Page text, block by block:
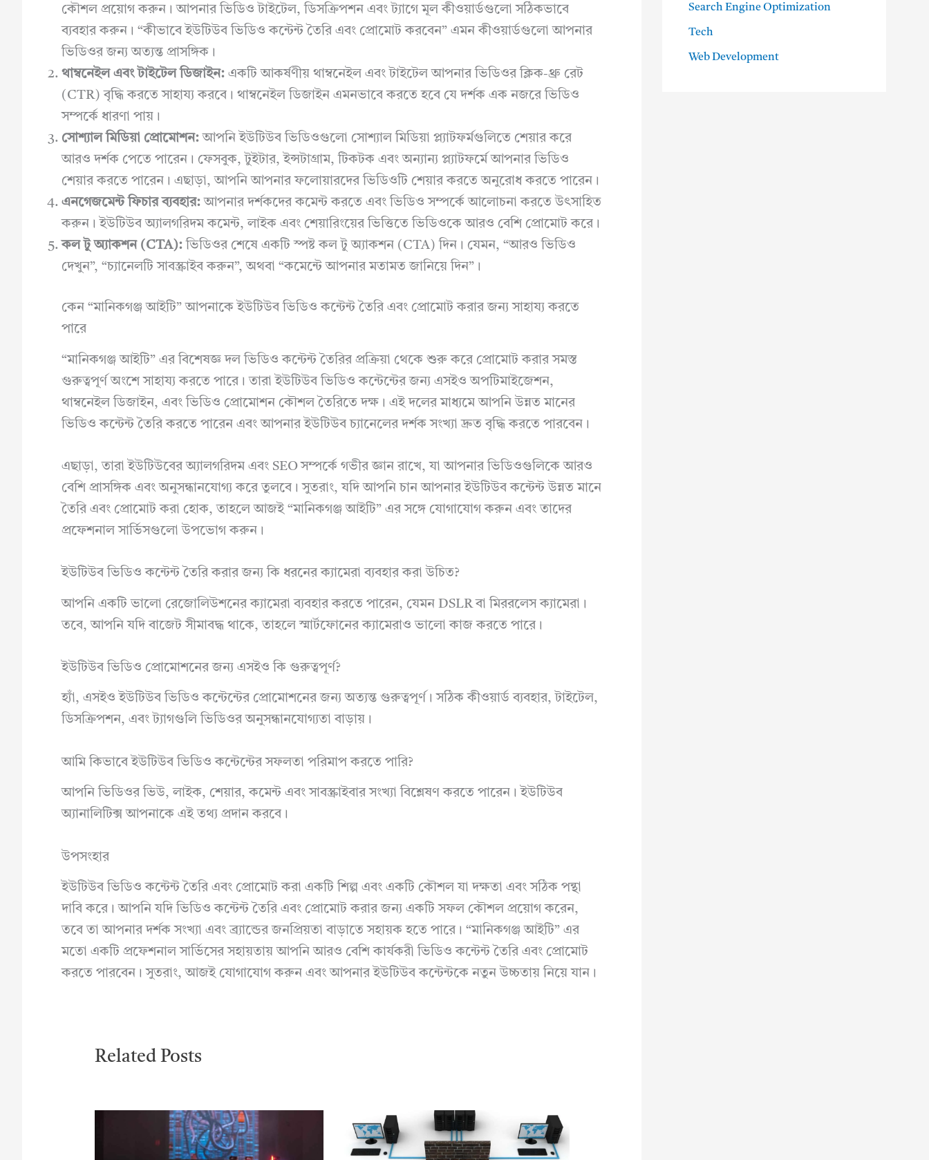
কৌশল প্রয়োগ করুন। আপনার ভিডিও টাইটেল, ডিসক্রিপশন এবং ট্যাগে মূল কীওয়ার্ডগুলো সঠিকভাবে
ব্যবহার করুন। “কীভাবে ইউটিউব ভিডিও কন্টেন্ট তৈরি এবং প্রোমোট করবেন” এমন কীওয়ার্ডগুলো আপনার
ভিডিওর জন্য অত্যন্ত প্রাসঙ্গিক।
থাম্বনেইল এবং টাইটেল ডিজাইন: একটি আকর্ষণীয় থাম্বনেইল এবং টাইটেল আপনার ভিডিওর ক্লিক-থ্রু রেট
(CTR) বৃদ্ধি করতে সাহায্য করবে। থাম্বনেইল ডিজাইন এমনভাবে করতে হবে যে দর্শক এক নজরে ভিডিও
সম্পর্কে ধারণা পায়।
সোশ্যাল মিডিয়া প্রোমোশন: আপনি ইউটিউব ভিডিওগুলো সোশ্যাল মিডিয়া প্ল্যাটফর্মগুলিতে শেয়ার করে
আরও দর্শক পেতে পারেন। ফেসবুক, টুইটার, ইন্সটাগ্রাম, টিকটক এবং অন্যান্য প্ল্যাটফর্মে আপনার ভিডিও
শেয়ার করতে পারেন। এছাড়া, আপনি আপনার ফলোয়ারদের ভিডিওটি শেয়ার করতে অনুরোধ করতে পারেন।
এনগেজমেন্ট ফিচার ব্যবহার: আপনার দর্শকদের কমেন্ট করতে এবং ভিডিও সম্পর্কে আলোচনা করতে উৎসাহিত
করুন। ইউটিউব অ্যালগরিদম কমেন্ট, লাইক এবং শেয়ারিংয়ের ভিত্তিতে ভিডিওকে আরও বেশি প্রোমোট করে।
কল টু অ্যাকশন (CTA): ভিডিওর শেষে একটি স্পষ্ট কল টু অ্যাকশন (CTA) দিন। যেমন, “আরও ভিডিও
দেখুন”, “চ্যানেলটি সাবস্ক্রাইব করুন”, অথবা “কমেন্টে আপনার মতামত জানিয়ে দিন”।
কেন “মানিকগঞ্জ আইটি” আপনাকে ইউটিউব ভিডিও কন্টেন্ট তৈরি এবং প্রোমোট করার জন্য সাহায্য করতে
পারে
“মানিকগঞ্জ আইটি” এর বিশেষজ্ঞ দল ভিডিও কন্টেন্ট তৈরির প্রক্রিয়া থেকে শুরু করে প্রোমোট করার সমস্ত
গুরুত্বপূর্ণ অংশে সাহায্য করতে পারে। তারা ইউটিউব ভিডিও কন্টেন্টের জন্য এসইও অপটিমাইজেশন,
থাম্বনেইল ডিজাইন, এবং ভিডিও প্রোমোশন কৌশল তৈরিতে দক্ষ। এই দলের মাধ্যমে আপনি উন্নত মানের
ভিডিও কন্টেন্ট তৈরি করতে পারেন এবং আপনার ইউটিউব চ্যানেলের দর্শক সংখ্যা দ্রুত বৃদ্ধি করতে পারবেন।
এছাড়া, তারা ইউটিউবের অ্যালগরিদম এবং SEO সম্পর্কে গভীর জ্ঞান রাখে, যা আপনার ভিডিওগুলিকে আরও
বেশি প্রাসঙ্গিক এবং অনুসন্ধানযোগ্য করে তুলবে। সুতরাং, যদি আপনি চান আপনার ইউটিউব কন্টেন্ট উন্নত মানে
তৈরি এবং প্রোমোট করা হোক, তাহলে আজই “মানিকগঞ্জ আইটি” এর সঙ্গে যোগাযোগ করুন এবং তাদের
প্রফেশনাল সার্ভিসগুলো উপভোগ করুন।
ইউটিউব ভিডিও কন্টেন্ট তৈরি করার জন্য কি ধরনের ক্যামেরা ব্যবহার করা উচিত?
আপনি একটি ভালো রেজোলিউশনের ক্যামেরা ব্যবহার করতে পারেন, যেমন DSLR বা মিররলেস ক্যামেরা।
তবে, আপনি যদি বাজেট সীমাবদ্ধ থাকে, তাহলে স্মার্টফোনের ক্যামেরাও ভালো কাজ করতে পারে।
ইউটিউব ভিডিও প্রোমোশনের জন্য এসইও কি গুরুত্বপূর্ণ?
হ্যাঁ, এসইও ইউটিউব ভিডিও কন্টেন্টের প্রোমোশনের জন্য অত্যন্ত গুরুত্বপূর্ণ। সঠিক কীওয়ার্ড ব্যবহার, টাইটেল,
ডিসক্রিপশন, এবং ট্যাগগুলি ভিডিওর অনুসন্ধানযোগ্যতা বাড়ায়।
আমি কিভাবে ইউটিউব ভিডিও কন্টেন্টের সফলতা পরিমাপ করতে পারি?
আপনি ভিডিওর ভিউ, লাইক, শেয়ার, কমেন্ট এবং সাবস্ক্রাইবার সংখ্যা বিশ্লেষণ করতে পারেন। ইউটিউব
অ্যানালিটিক্স আপনাকে এই তথ্য প্রদান করবে।
উপসংহার
ইউটিউব ভিডিও কন্টেন্ট তৈরি এবং প্রোমোট করা একটি শিল্প এবং একটি কৌশল যা দক্ষতা এবং সঠিক পন্থা
দাবি করে। আপনি যদি ভিডিও কন্টেন্ট তৈরি এবং প্রোমোট করার জন্য একটি সফল কৌশল প্রয়োগ করেন,
তবে তা আপনার দর্শক সংখ্যা এবং ব্র্যান্ডের জনপ্রিয়তা বাড়াতে সহায়ক হতে পারে। “মানিকগঞ্জ আইটি” এর
মতো একটি প্রফেশনাল সার্ভিসের সহায়তায় আপনি আরও বেশি কার্যকরী ভিডিও কন্টেন্ট তৈরি এবং প্রোমোট
করতে পারবেন। সুতরাং, আজই যোগাযোগ করুন এবং আপনার ইউটিউব কন্টেন্টকে নতুন উচ্চতায় নিয়ে যান।
Related Posts
Search Engine Optimization
Tech
Web Development